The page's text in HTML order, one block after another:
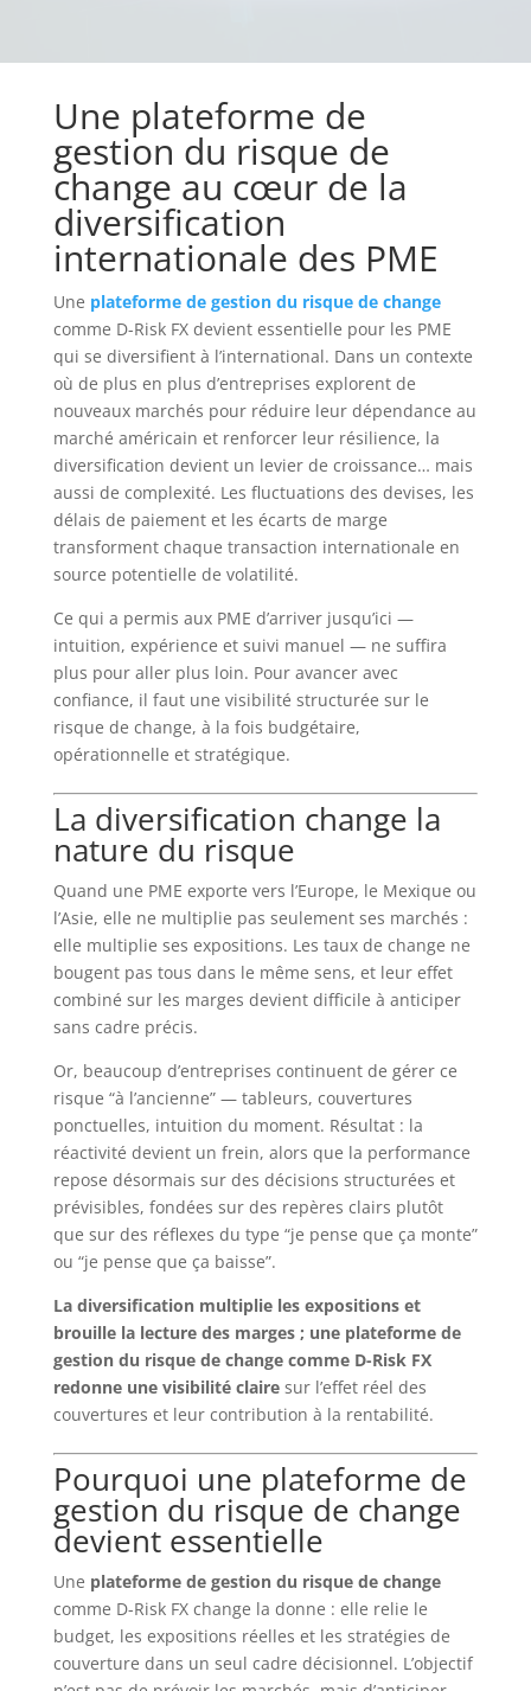
Une plateforme de
gestion du risque de
change au cœur de la
diversification
internationale des PME
Une plateforme de gestion du risque de change
comme D-Risk FX devient essentielle pour les PME
qui se diversifient à l’international. Dans un contexte
où de plus en plus d’entreprises explorent de
nouveaux marchés pour réduire leur dépendance au
marché américain et renforcer leur résilience, la
diversification devient un levier de croissance… mais
aussi de complexité. Les fluctuations des devises, les
délais de paiement et les écarts de marge
transforment chaque transaction internationale en
source potentielle de volatilité.
Ce qui a permis aux PME d’arriver jusqu’ici —
intuition, expérience et suivi manuel — ne suffira
plus pour aller plus loin. Pour avancer avec
confiance, il faut une visibilité structurée sur le
risque de change, à la fois budgétaire,
opérationnelle et stratégique.
La diversification change la
nature du risque
Quand une PME exporte vers l’Europe, le Mexique ou
l’Asie, elle ne multiplie pas seulement ses marchés :
elle multiplie ses expositions. Les taux de change ne
bougent pas tous dans le même sens, et leur effet
combiné sur les marges devient difficile à anticiper
sans cadre précis.
Or, beaucoup d’entreprises continuent de gérer ce
risque “à l’ancienne” — tableurs, couvertures
ponctuelles, intuition du moment. Résultat : la
réactivité devient un frein, alors que la performance
repose désormais sur des décisions structurées et
prévisibles, fondées sur des repères clairs plutôt
que sur des réflexes du type “je pense que ça monte”
ou “je pense que ça baisse”.
La diversification multiplie les expositions et
brouille la lecture des marges ; une plateforme de
gestion du risque de change comme D-Risk FX
redonne une visibilité clairesur l’effet réel des
couvertures et leur contribution à la rentabilité.
Pourquoi une plateforme de
gestion du risque de change
devient essentielle
Une plateforme de gestion du risque de change
comme D-Risk FX change la donne : elle relie le
budget, les expositions réelles et les stratégies de
couverture dans un seul cadre décisionnel. L’objectif